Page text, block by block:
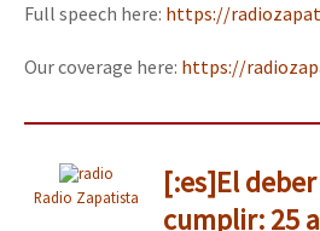
Full speech here: https://
Our coverage here: https://
Radio Zapatista
[:es]El
cumplir: 25